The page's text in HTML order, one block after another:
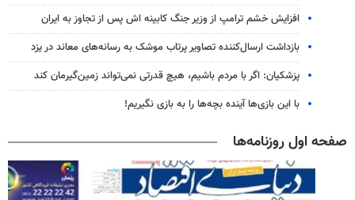
افزایش خشم ترامپ از وزیر جنگ کابینه اش پس از تجاوز به ایران
بازداشت ارسال‌کننده تصاویر پرتاب موشک به رسانه‌های معاند در یزد
پزشکیان: اگر با مردم باشیم، هیچ قدرتی نمی‌تواند زمین‌گیرمان کند
با این بازی‌ها آینده بچه‌ها را به بازی نگیریم!
صفحه اول روزنامه‌ها